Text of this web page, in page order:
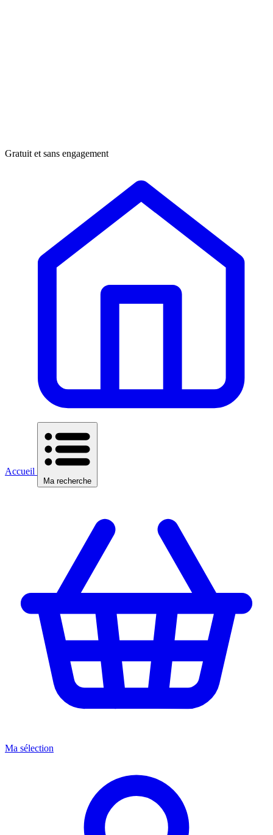
Gratuit et sans engagement
Accueil
Ma recherche
Ma sélection